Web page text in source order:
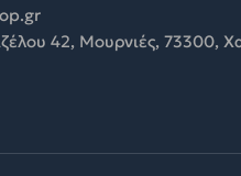
42, Μουρνιές, 73300,